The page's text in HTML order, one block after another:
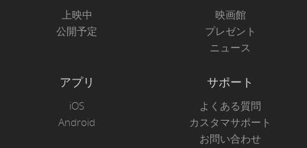
上映中
公開予定
映画館
プレゼント
ニュース
アプリ
iOS
Android
サポート
よくある質問
カスタマサポート
お問い合わせ